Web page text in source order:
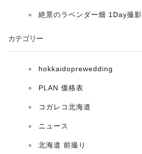
ン
絶景のラベンダー畑 1Day撮影
カテゴリー
hokkaidoprewedding
PLAN 価格表
コガレコ北海道
ニュース
北海道 前撮り